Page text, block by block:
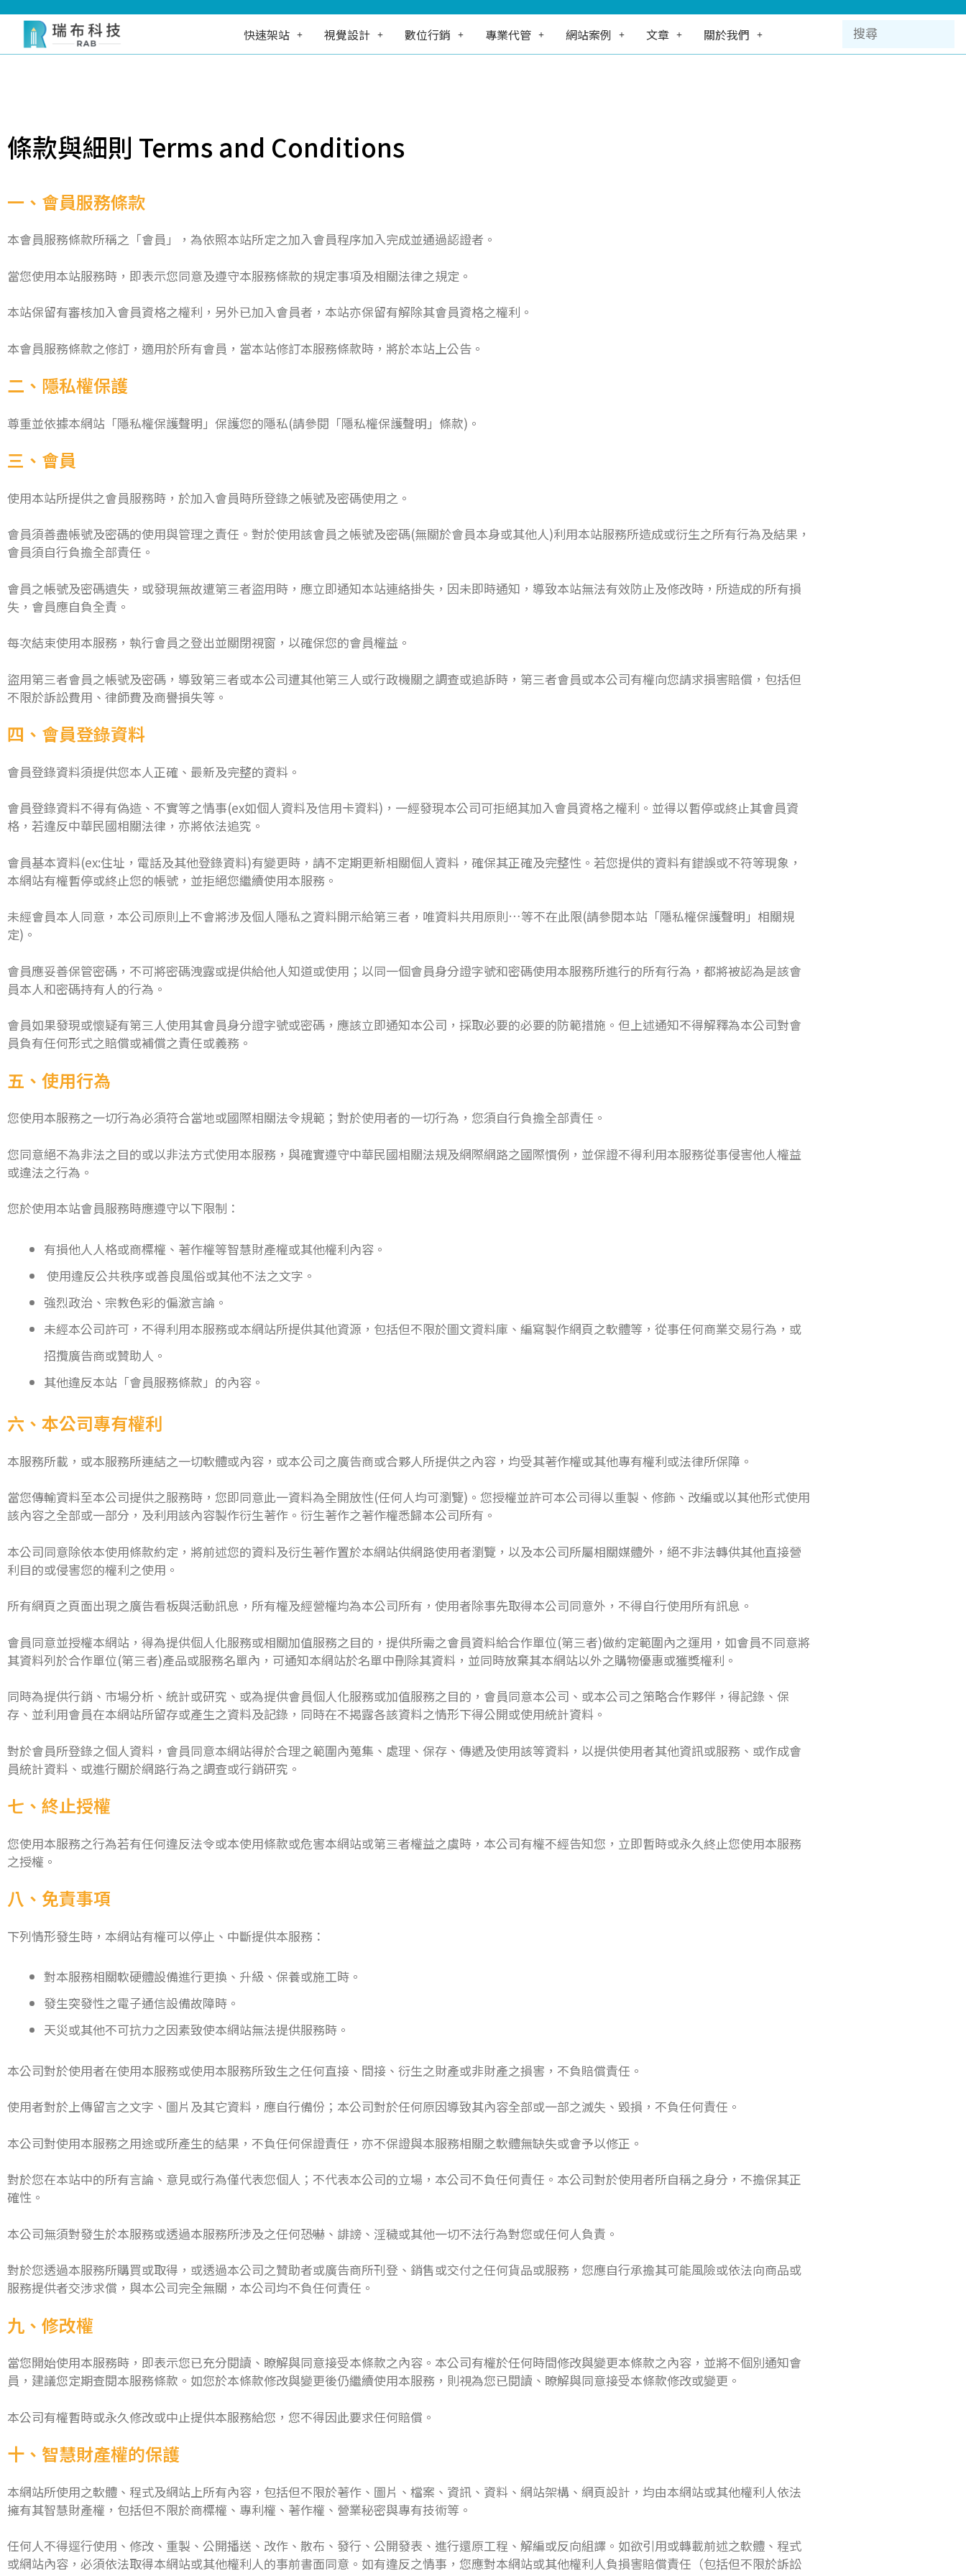
快速架站 視覺設計 數位行銷 專業代管 網站案例 文章 關於我們
條款與細則 Terms and Conditions
一、會員服務條款
本會員服務條款所稱之「會員」，為依照本站所定之加入會員程序加入完成並通過認證者。
當您使用本站服務時，即表示您同意及遵守本服務條款的規定事項及相關法律之規定。
本站保留有審核加入會員資格之權利，另外已加入會員者，本站亦保留有解除其會員資格之權利。
本會員服務條款之修訂，適用於所有會員，當本站修訂本服務條款時，將於本站上公告。
二、隱私權保護
尊重並依據本網站「隱私權保護聲明」保護您的隱私(請參閱「隱私權保護聲明」條款)。
三、會員
使用本站所提供之會員服務時，於加入會員時所登錄之帳號及密碼使用之。
會員須善盡帳號及密碼的使用與管理之責任。對於使用該會員之帳號及密碼(無關於會員本身或其他人)利用本站服務所造成或衍生之所有行為及結果，
會員須自行負擔全部責任。
會員之帳號及密碼遺失，或發現無故遭第三者盜用時，應立即通知本站連絡掛失，因未即時通知，導致本站無法有效防止及修改時，所造成的所有損
失，會員應自負全責。
每次結束使用本服務，執行會員之登出並關閉視窗，以確保您的會員權益。
盜用第三者會員之帳號及密碼，導致第三者或本公司遭其他第三人或行政機關之調查或追訴時，第三者會員或本公司有權向您請求損害賠償，包括但
不限於訴訟費用、律師費及商譽損失等。
四、會員登錄資料
會員登錄資料須提供您本人正確、最新及完整的資料。
會員登錄資料不得有偽造、不實等之情事(ex如個人資料及信用卡資料)，一經發現本公司可拒絕其加入會員資格之權利。並得以暫停或終止其會員資
格，若違反中華民國相關法律，亦將依法追究。
會員基本資料(ex:住址，電話及其他登錄資料)有變更時，請不定期更新相關個人資料，確保其正確及完整性。若您提供的資料有錯誤或不符等現象，
本網站有權暫停或終止您的帳號，並拒絕您繼續使用本服務。
未經會員本人同意，本公司原則上不會將涉及個人隱私之資料開示給第三者，唯資料共用原則…等不在此限(請參閱本站「隱私權保護聲明」相關規
定)。
會員應妥善保管密碼，不可將密碼洩露或提供給他人知道或使用；以同一個會員身分證字號和密碼使用本服務所進行的所有行為，都將被認為是該會
員本人和密碼持有人的行為。
會員如果發現或懷疑有第三人使用其會員身分證字號或密碼，應該立即通知本公司，採取必要的必要的防範措施。但上述通知不得解釋為本公司對會
員負有任何形式之賠償或補償之責任或義務。
五、使用行為
您使用本服務之一切行為必須符合當地或國際相關法令規範；對於使用者的一切行為，您須自行負擔全部責任。
您同意絕不為非法之目的或以非法方式使用本服務，與確實遵守中華民國相關法規及網際網路之國際慣例，並保證不得利用本服務從事侵害他人權益
或違法之行為。
您於使用本站會員服務時應遵守以下限制：
有損他人人格或商標權、著作權等智慧財產權或其他權利內容。
使用違反公共秩序或善良風俗或其他不法之文字。
強烈政治、宗教色彩的偏激言論。
未經本公司許可，不得利用本服務或本網站所提供其他資源，包括但不限於圖文資料庫、編寫製作網頁之軟體等，從事任何商業交易行為，或
招攬廣告商或贊助人。
其他違反本站「會員服務條款」的內容。
六、本公司專有權利
本服務所載，或本服務所連結之一切軟體或內容，或本公司之廣告商或合夥人所提供之內容，均受其著作權或其他專有權利或法律所保障。
當您傳輸資料至本公司提供之服務時，您即同意此一資料為全開放性(任何人均可瀏覽)。您授權並許可本公司得以重製、修飾、改編或以其他形式使用
該內容之全部或一部分，及利用該內容製作衍生著作。衍生著作之著作權悉歸本公司所有。
本公司同意除依本使用條款約定，將前述您的資料及衍生著作置於本網站供網路使用者瀏覽，以及本公司所屬相關媒體外，絕不非法轉供其他直接營
利目的或侵害您的權利之使用。
所有網頁之頁面出現之廣告看板與活動訊息，所有權及經營權均為本公司所有，使用者除事先取得本公司同意外，不得自行使用所有訊息。
會員同意並授權本網站，得為提供個人化服務或相關加值服務之目的，提供所需之會員資料給合作單位(第三者)做約定範圍內之運用，如會員不同意將
其資料列於合作單位(第三者)產品或服務名單內，可通知本網站於名單中刪除其資料，並同時放棄其本網站以外之購物優惠或獲獎權利。
同時為提供行銷、市場分析、統計或研究、或為提供會員個人化服務或加值服務之目的，會員同意本公司、或本公司之策略合作夥伴，得記錄、保
存、並利用會員在本網站所留存或產生之資料及記錄，同時在不揭露各該資料之情形下得公開或使用統計資料。
對於會員所登錄之個人資料，會員同意本網站得於合理之範圍內蒐集、處理、保存、傳遞及使用該等資料，以提供使用者其他資訊或服務、或作成會
員統計資料、或進行關於網路行為之調查或行銷研究。
七、終止授權
您使用本服務之行為若有任何違反法令或本使用條款或危害本網站或第三者權益之虞時，本公司有權不經告知您，立即暫時或永久終止您使用本服務
之授權。
八、免責事項
下列情形發生時，本網站有權可以停止、中斷提供本服務：
對本服務相關軟硬體設備進行更換、升級、保養或施工時。
發生突發性之電子通信設備故障時。
天災或其他不可抗力之因素致使本網站無法提供服務時。
本公司對於使用者在使用本服務或使用本服務所致生之任何直接、間接、衍生之財產或非財產之損害，不負賠償責任。
使用者對於上傳留言之文字、圖片及其它資料，應自行備份；本公司對於任何原因導致其內容全部或一部之滅失、毀損，不負任何責任。
本公司對使用本服務之用途或所產生的結果，不負任何保證責任，亦不保證與本服務相關之軟體無缺失或會予以修正。
對於您在本站中的所有言論、意見或行為僅代表您個人；不代表本公司的立場，本公司不負任何責任。本公司對於使用者所自稱之身分，不擔保其正
確性。
本公司無須對發生於本服務或透過本服務所涉及之任何恐嚇、誹謗、淫穢或其他一切不法行為對您或任何人負責。
對於您透過本服務所購買或取得，或透過本公司之贊助者或廣告商所刊登、銷售或交付之任何貨品或服務，您應自行承擔其可能風險或依法向商品或
服務提供者交涉求償，與本公司完全無關，本公司均不負任何責任。
九、修改權
當您開始使用本服務時，即表示您已充分閱讀、瞭解與同意接受本條款之內容。本公司有權於任何時間修改與變更本條款之內容，並將不個別通知會
員，建議您定期查閱本服務條款。如您於本條款修改與變更後仍繼續使用本服務，則視為您已閱讀、瞭解與同意接受本條款修改或變更。
本公司有權暫時或永久修改或中止提供本服務給您，您不得因此要求任何賠償。
十、智慧財產權的保護
本網站所使用之軟體、程式及網站上所有內容，包括但不限於著作、圖片、檔案、資訊、資料、網站架構、網頁設計，均由本網站或其他權利人依法
擁有其智慧財產權，包括但不限於商標權、專利權、著作權、營業秘密與專有技術等。
任何人不得逕行使用、修改、重製、公開播送、改作、散布、發行、公開發表、進行還原工程、解編或反向組譯。如欲引用或轉載前述之軟體、程式
或網站內容，必須依法取得本網站或其他權利人的事前書面同意。如有違反之情事，您應對本網站或其他權利人負損害賠償責任（包括但不限於訴訟